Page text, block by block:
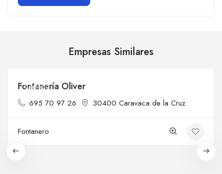
Empresas Similares
Cerrado
Fontanería Oliver
695 70 97 26 30400 Caravaca de la Cruz
Fontanero